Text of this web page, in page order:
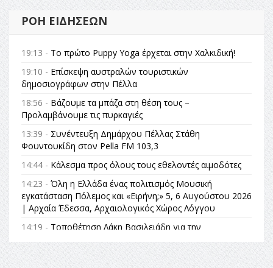
ΡΟΉ ΕΙΔΉΣΕΩΝ
19:13 - Το πρώτο Puppy Yoga έρχεται στην Χαλκιδική!
19:10 - Επίσκεψη αυστραλών τουριστικών
δημοσιογράφων στην Πέλλα
18:56 - Βάζουμε τα μπάζα στη θέση τους –
Προλαμβάνουμε τις πυρκαγιές
13:39 - Συνέντευξη Δημάρχου Πέλλας Στάθη
Φουντουκίδη στον Pella FM 103,3
14:44 - Κάλεσμα προς όλους τους εθελοντές αιμοδότες
14:23 - Όλη η Ελλάδα ένας πολιτισμός Μουσική
εγκατάσταση Πόλεμος και «Ειρήνη;» 5, 6 Αυγούστου 2026
| Αρχαία Έδεσσα, Αρχαιολογικός Χώρος Λόγγου
14:19 - Τοποθέτηση Λάκη Βασιλειάδη για την
Αναθεώρηση του Συντάγματος: «Σε τέτοιες κορυφαίες
θεσμικές διαδικασίες υπάρχει μόνο η ευθύνη απέναντι
στις επόμενες γενιές»